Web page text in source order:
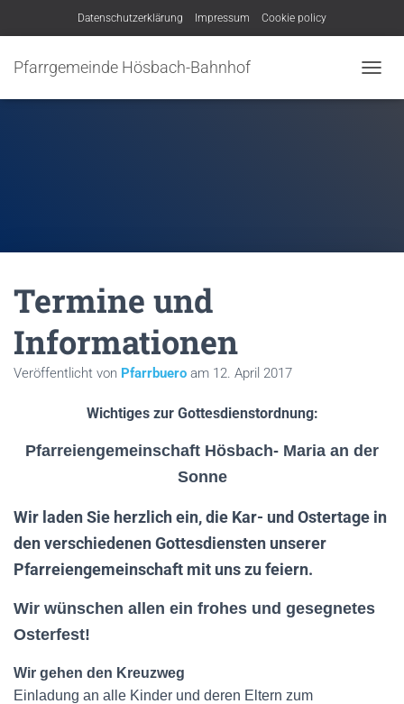
Datenschutzerklärung Impressum Cookie policy
Pfarrgemeinde Hösbach-Bahnhof
A
U
Termine und
Informationen
Veröffentlicht von Pfarrbuero am 12. April 2017
Wichtiges zur Gottesdienstordnung:
Pfarreiengemeinschaft Hösbach- Maria an der
Sonne
Wir laden Sie herzlich ein, die Kar- und Ostertage in
den verschiedenen Gottesdiensten unserer
Pfarreiengemeinschaft mit uns zu feiern.
Wir wünschen allen ein frohes und gesegnetes
Osterfest!
Wir gehen den Kreuzweg
Einladung an alle Kinder und deren Eltern zum